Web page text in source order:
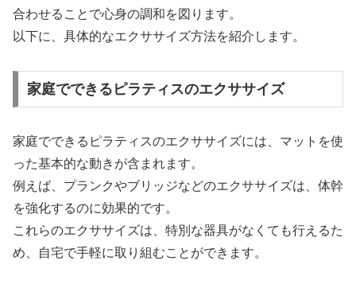
合わせることで心身の調和を図ります。
以下に、具体的なエクササイズ方法を紹介します。
家庭でできるピラティスのエクササイズ
家庭でできるピラティスのエクササイズには、マットを使
った基本的な動きが含まれます。
例えば、プランクやブリッジなどのエクササイズは、体幹
を強化するのに効果的です。
これらのエクササイズは、特別な器具がなくても行えるた
め、自宅で手軽に取り組むことができます。